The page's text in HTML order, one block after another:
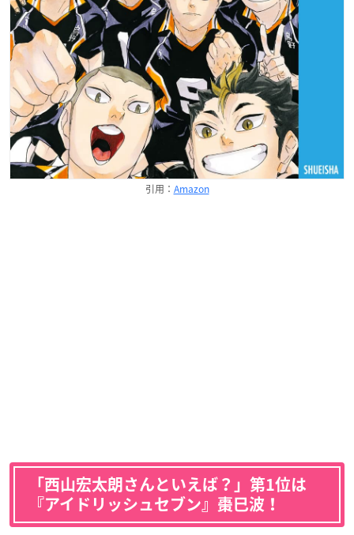
引用： Amazon
「西山宏太朗さんといえば？」第1位は
『アイドリッシュセブン』棗巳波！